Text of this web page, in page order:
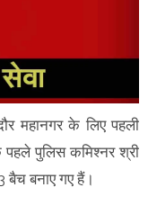
महानगर के लिए पहली
पहले पुलिस कमिश्नर श्री
बैच बनाए गए हैं।